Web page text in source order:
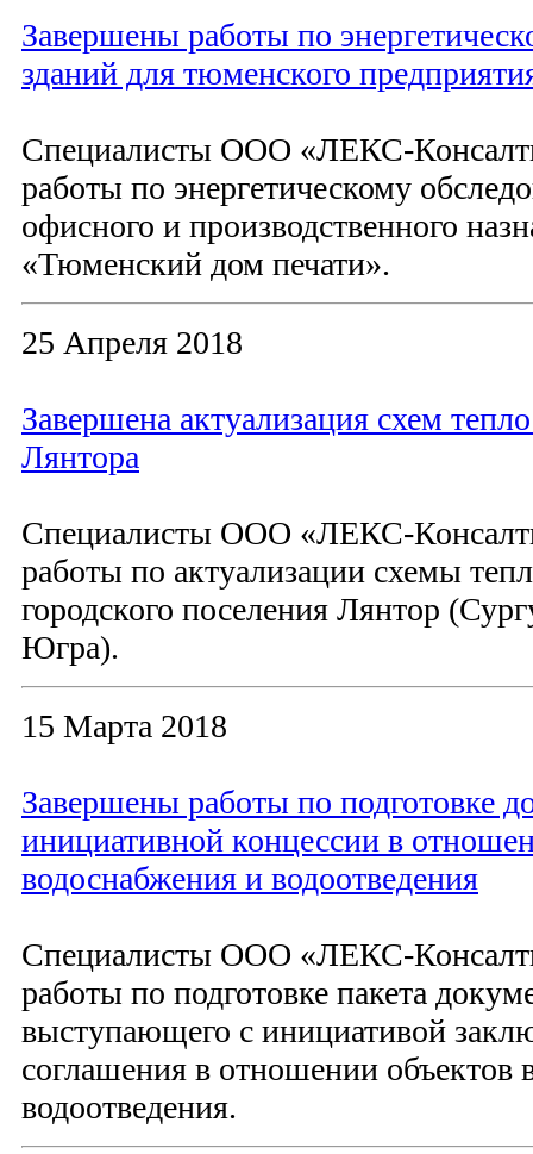
Завершены работы по
зданий для тюменского
Специалисты ООО «ЛЕКС-
работы по энергетическому
офисного и производственного
«Тюменский дом печати».
25 Апреля 2018
Завершена актуализация схем
Лянтора
Специалисты ООО «ЛЕКС-
работы по актуализации схемы
городского поселения Лянтор
Югра).
15 Марта 2018
Завершены работы по подготовке
инициативной концессии в
водоснабжения и водоотведения
Специалисты ООО «ЛЕКС-
работы по подготовке пакета
выступающего с инициативой
соглашения в отношении объектов
водоотведения.